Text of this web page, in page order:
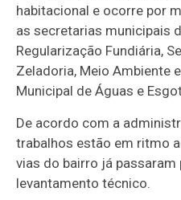
habitacional e ocorre por
as secretarias municipais
Regularização Fundiária,
Zeladoria, Meio Ambiente
Municipal de Águas e
De acordo com a
trabalhos estão em ritmo
vias do bairro já
levantamento técnico.